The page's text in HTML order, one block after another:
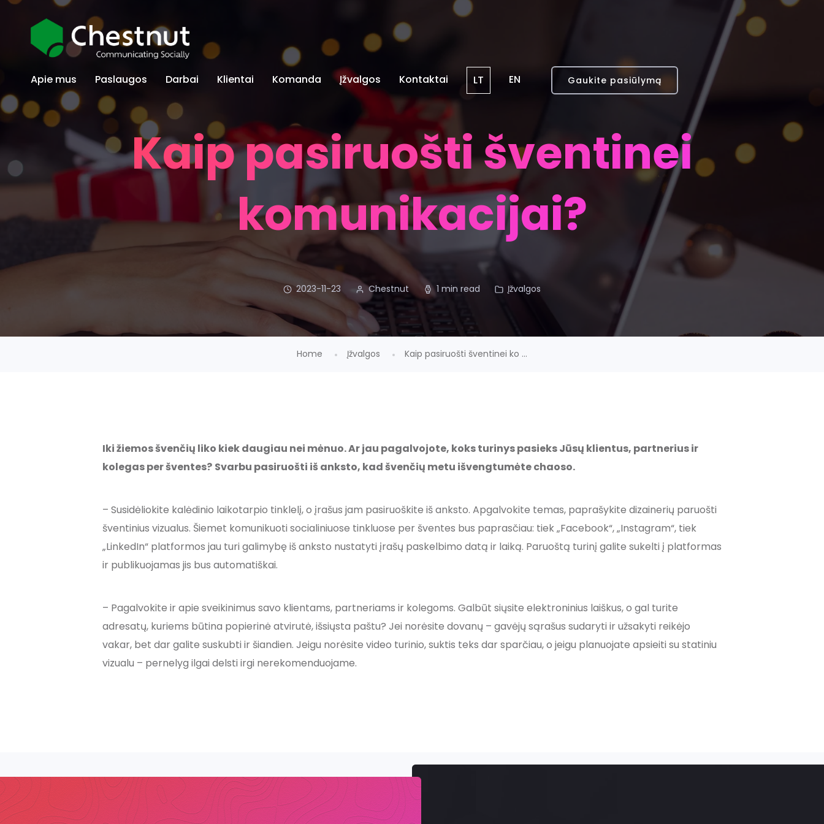
Apie mus Paslaugos Darbai Klientai Komanda Įžvalgos Kontaktai LT EN Gaukite pasiūlymą
Kaip pasiruošti šventinei
komunikacijai?
2023-11-23 Chestnut 1 min read Įžvalgos
Home Įžvalgos Kaip pasiruošti šventinei ko ...
Iki žiemos švenčių liko kiek daugiau nei mėnuo. Ar jau pagalvojote, koks turinys pasieks Jūsų klientus, partnerius ir
kolegas per šventes? Svarbu pasiruošti iš anksto, kad švenčių metu išvengtumėte chaoso.
– Susidėliokite kalėdinio laikotarpio tinklelį, o įrašus jam pasiruoškite iš anksto. Apgalvokite temas, paprašykite dizainerių paruošti
šventinius vizualus. Šiemet komunikuoti socialiniuose tinkluose per šventes bus paprasčiau: tiek „Facebook“, „Instagram“, tiek
„LinkedIn“ platformos jau turi galimybę iš anksto nustatyti įrašų paskelbimo datą ir laiką. Paruoštą turinį galite sukelti į platformas
ir publikuojamas jis bus automatiškai.
– Pagalvokite ir apie sveikinimus savo klientams, partneriams ir kolegoms. Galbūt siųsite elektroninius laiškus, o gal turite
adresatų, kuriems būtina popierinė atvirutė, išsiųsta paštu? Jei norėsite dovanų – gavėjų sąrašus sudaryti ir užsakyti reikėjo
vakar, bet dar galite suskubti ir šiandien. Jeigu norėsite video turinio, suktis teks dar sparčiau, o jeigu planuojate apsieiti su statiniu
vizualu – pernelyg ilgai delsti irgi nerekomenduojame.